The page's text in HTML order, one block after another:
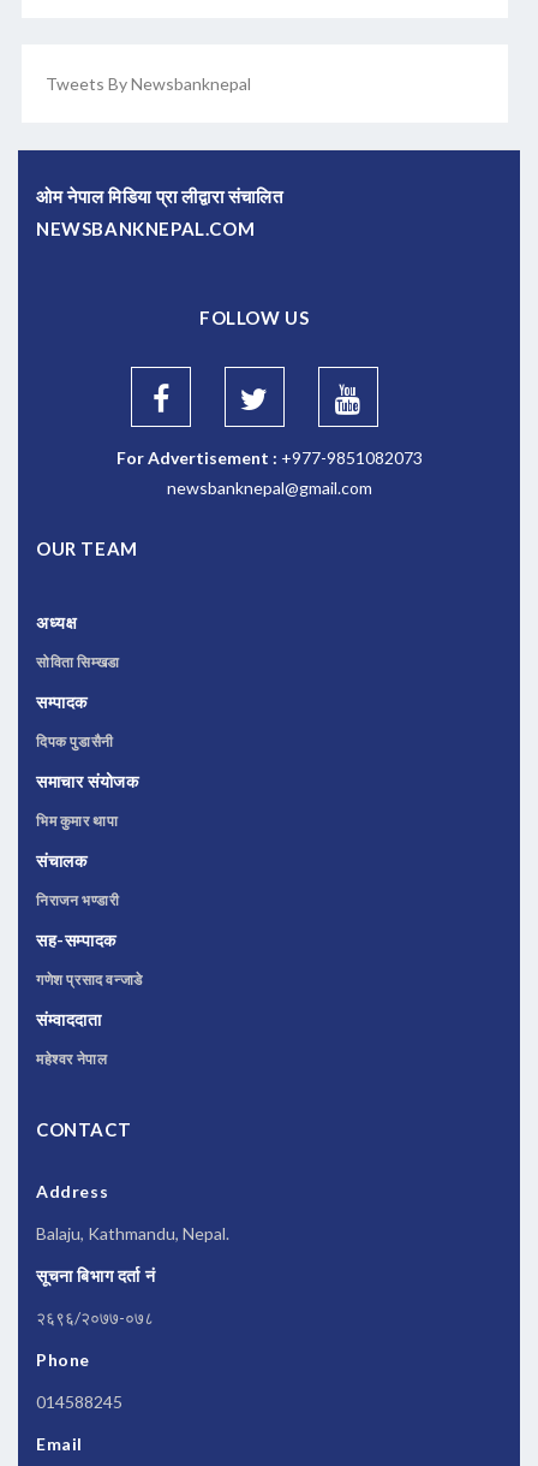
Tweets By Newsbanknepal
ओम नेपाल मिडिया प्रा लीद्वारा संचालित
NEWSBANKNEPAL.COM
FOLLOW US
For Advertisement : +977-9851082073
newsbanknepal@gmail.com
OUR TEAM
अध्यक्ष
सोविता सिम्खडा
सम्पादक
दिपक पुडासैनी
समाचार संयोजक
भिम कुमार थापा
संचालक
निराजन भण्डारी
सह-सम्पादक
गणेश प्रसाद वन्जाडे
संम्वाददाता
महेश्वर नेपाल
CONTACT
Address
Balaju, Kathmandu, Nepal.
सूचना बिभाग दर्ता नं
२६९६/२०७७-०७८
Phone
014588245
Email